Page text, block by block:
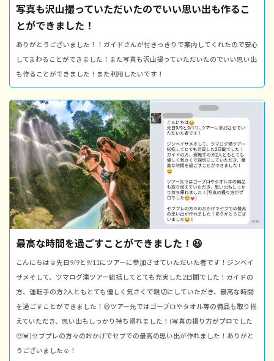
写真も沢山撮っていただいたのでいい思い出も作るこ
とができました！
ありがとうございました！！ガイドさんが付きっきりで案内してくれたので安心
してまわることができました！また写真も沢山撮っていただいたのでいい思い出
も作ることができました！また利用したいです！
最高な時間を過ごすことができました！😆
こんにちは☺️先日9/9と9/11にツアーに参加させていただいた者です！ジンベイ
ザメそして、ツマログ滝ツアー総括してとても充実した2日間でした！ガイドの
方、運転手の方2人ともとても優しく気さくで親切にしていただき、最高な時間
を過ごすことができました！😆ツアー先ではゴープロやタオル等の備品も取り揃
えていただき、思い出もしっかり持ち帰れました！(写真の撮り方がプロでした
🥺💓)セブプレの方々のおかげでセブでの最高の思い出が作れました！ありがと
うございました☺️！